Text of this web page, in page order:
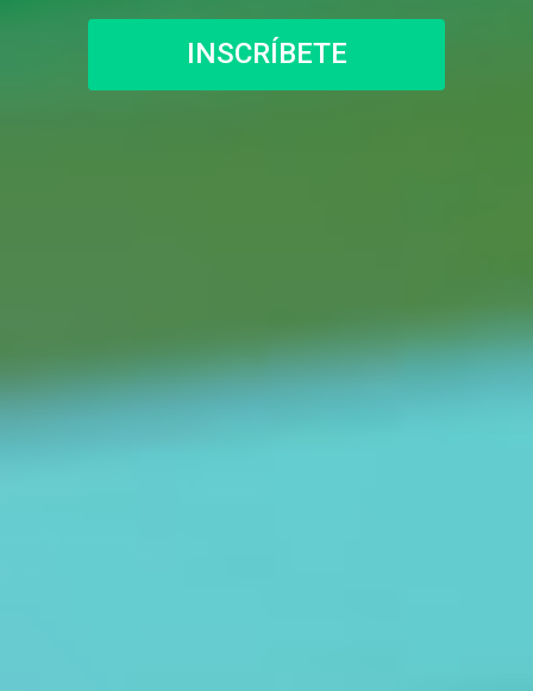
INSCRÍBETE